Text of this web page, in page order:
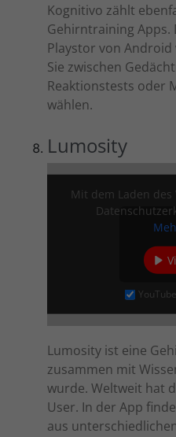
Kognitivo zählt
Gehirntraining Apps.
Playstor von
Sie zwischen
Reaktionstests oder
wählen.
Lumosity
Mit dem Laden
Lumosity ist eine
zusammen mit
wurde. Weltweit hat
User. In der App
aus